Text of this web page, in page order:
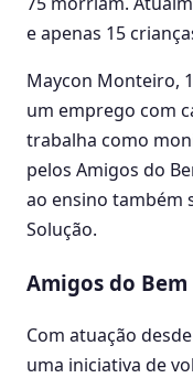
e apenas 15
Maycon Monteiro,
um emprego com
trabalha como
pelos Amigos do
ao ensino também
Solução.
Amigos do Bem
Com atuação
uma iniciativa de